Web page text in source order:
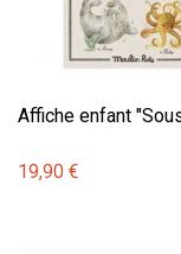
Affiche enfant
19,90 €